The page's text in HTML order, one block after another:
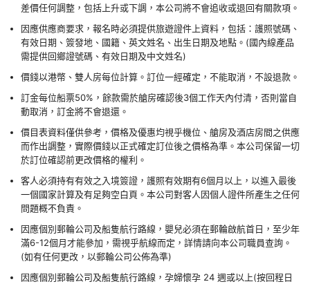
差價任何調整，包括上升或下調，本公司將不會追收或退回有關款項。
因應供應商要求，報名時必須提供旅遊證件上資料，包括：護照號碼、
有效日期、簽發地、國籍、英文姓名、出生日期及地點。(國內線產品
需提供回鄉證號碼、有效日期及中文姓名)
價錢以港幣、雙人房每位計算。訂位一經確定，不能取消，不設退款。
訂金每位船票50%，餘款需於艙房確認後3個工作天內付清，否則當自
動取消，訂金將不會退還。
價目表資料僅供參考，價格及優惠均視乎機位、艙房及酒店房間之供應
而作出調整，實際價錢以正式確定訂位後之價格為準。本公司保留一切
於訂位確認前更改價格的權利。
客人必須持有有效之入境簽證，護照有效期有6個月以上，以進入最後
一個國家計算及有足夠空白頁。本公司對客人因個人證件所產生之任何
問題概不負責。
因應個別郵輪公司及船隻航行路線，嬰兒必須在郵輪啟航首日，至少年
滿6-12個月才能參加，需視乎航線而定，詳情請向本公司職員查詢。
(如有任何更改，以郵輪公司公佈為準)
因應個別郵輪公司及船隻航行路線，孕婦懷孕 24 週或以上(按回程日